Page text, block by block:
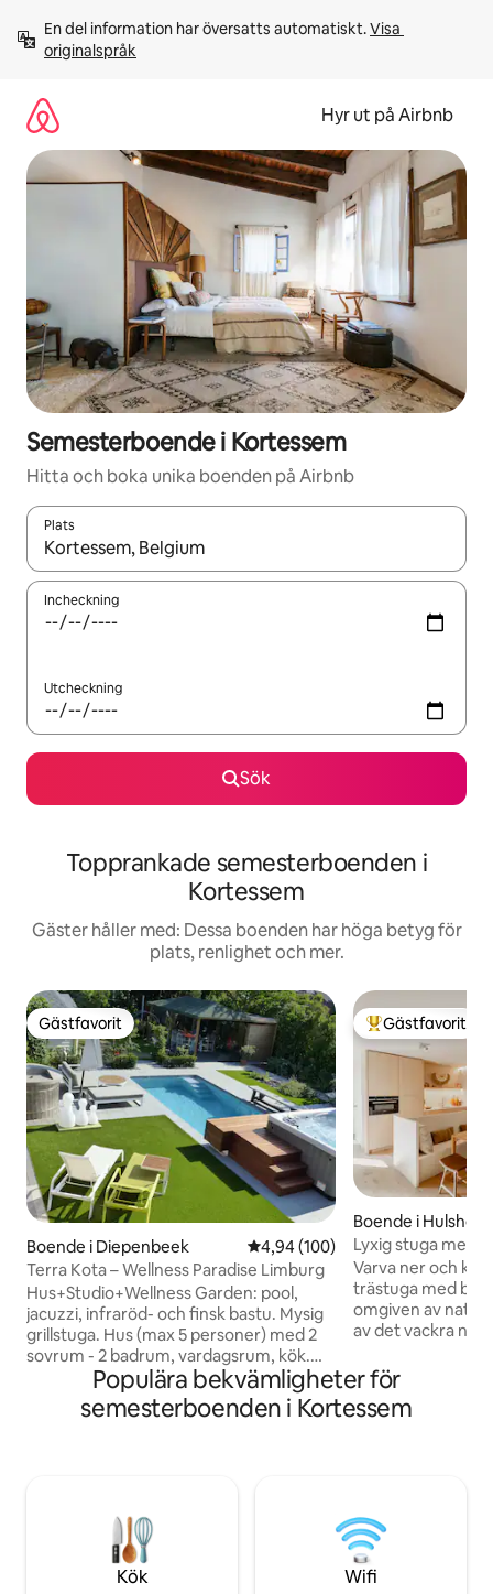
innehåll
En del information har översatts automatiskt. Visa
originalspråk
Hyr ut på Airbnb
Semesterboende i Kortessem
Hitta och boka unika boenden på Airbnb
Plats
När resultaten är tillgängliga kan du navigera med upp- och
Incheckning
Utcheckning
Sök
Topprankade semesterboenden i
Kortessem
Gäster håller med: Dessa boenden har höga betyg för
plats, renlighet och mer.
Gästfavorit
Gästfavorit
Boende i Diepenbeek 4,94 av 5 i genomsnittligt
4,94 (100)
Terra Kota – Wellness Paradise Limburg
Hus+Studio+Wellness Garden: pool,
jacuzzi, infraröd- och finsk bastu. Mysig
grillstuga. Hus (max 5 personer) med 2
sovrum - 2 badrum, vardagsrum, kök.
Mer än 5 personer: du får också tillgång
till lyxstudion (max 4 personer) med
badrum. Du kan använda kök och utegrill
eller regniga dagar, du kan alltid njuta i
Populär
Gästfavorit
Boende i Hulshout
Lyxig stuga med
Varva ner och
trästuga med
omgiven av natur
av det vackra
och använda de
cykel- och
sagt, perfekt för
extra avgift och
bokning
Populära bekvämligheter för
semesterboenden i Kortessem
Kök Wifi